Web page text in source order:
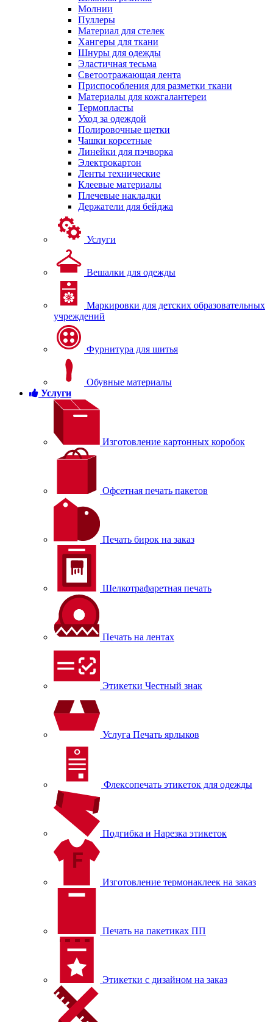
Молнии
Пуллеры
Материал для стелек
Хангеры для ткани
Шнуры для одежды
Эластичная тесьма
Светоотражающая лента
Приспособления для разметки ткани
Материалы для кожгалантереи
Термопласты
Уход за одеждой
Полировочные щетки
Чашки корсетные
Линейки для пэчворка
Электрокартон
Ленты технические
Клеевые материалы
Плечевые накладки
Держатели для бейджа
Услуги
Вешалки для одежды
Маркировки для детских образовательных
учреждений
Фурнитура для шитья
Обувные материалы
Услуги
Изготовление картонных коробок
Офсетная печать пакетов
Печать бирок на заказ
Шелкотрафаретная печать
Печать на лентах
Этикетки Честный знак
Услуга Печать ярлыков
Флексопечать этикеток для одежды
Подгибка и Нарезка этикеток
Изготовление термонаклеек на заказ
Печать на пакетиках ПП
Этикетки с дизайном на заказ